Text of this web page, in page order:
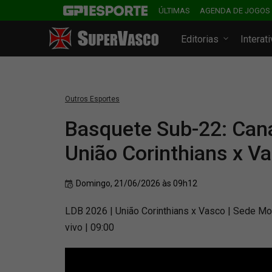
ÚLTIMAS AGENDA DE JOGOS
Editorias
Outros Esportes
Basquete Sub-22:
União Corinthians x
Domingo, 21/06/2026 às 09h12
LDB 2026 | União Corinthians x Vasco | Sede
vivo | 09:00